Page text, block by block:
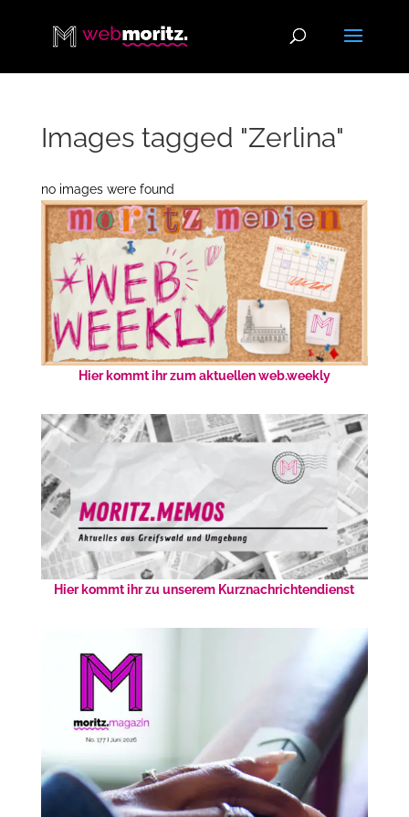
Images tagged "Zerlina"
no images were found
Hier kommt ihr zum aktuellen web.weekly
Hier kommt ihr zu unserem Kurznachrichtendienst